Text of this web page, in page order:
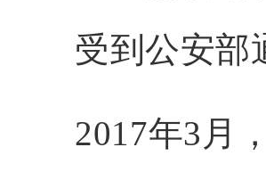
受到公安部
2017年3月